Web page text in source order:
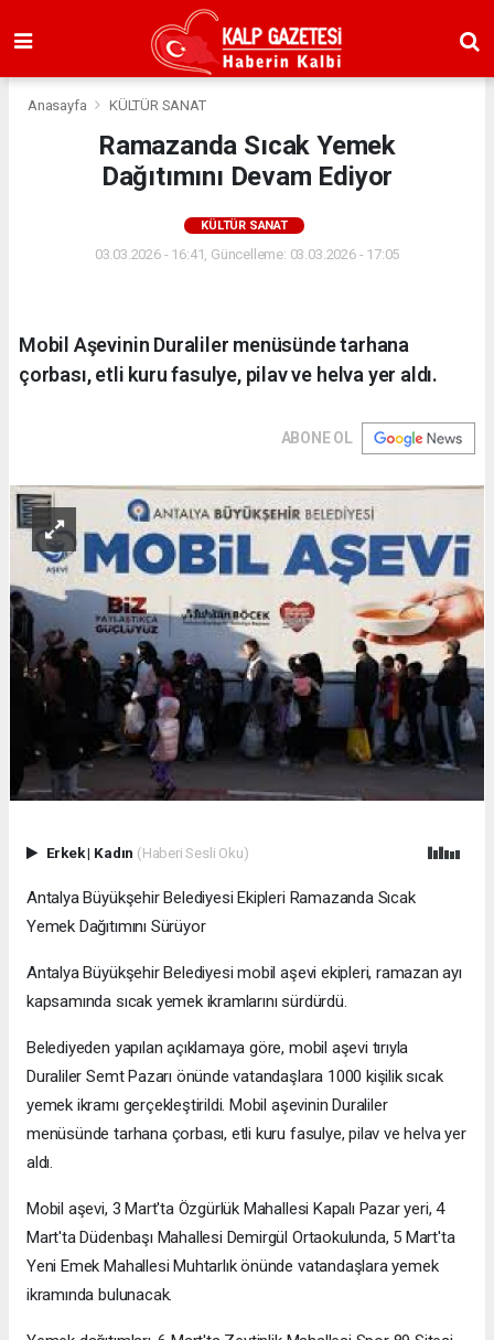
Anasayfa KÜLTÜR SANAT
Ramazanda Sıcak Yemek
Dağıtımını Devam Ediyor
KÜLTÜR SANAT
03.03.2026 - 16:41, Güncelleme: 03.03.2026 - 17:05
Mobil Aşevinin Duraliler menüsünde tarhana
çorbası, etli kuru fasulye, pilav ve helva yer aldı.
ABONE OL
Erkek| Kadın (Haberi Sesli Oku)
Antalya Büyükşehir Belediyesi Ekipleri Ramazanda Sıcak
Yemek Dağıtımını Sürüyor
Antalya Büyükşehir Belediyesi mobil aşevi ekipleri, ramazan ayı
kapsamında sıcak yemek ikramlarını sürdürdü.
Belediyeden yapılan açıklamaya göre, mobil aşevi tırıyla
Duraliler Semt Pazarı önünde vatandaşlara 1000 kişilik sıcak
yemek ikramı gerçekleştirildi. Mobil aşevinin Duraliler
menüsünde tarhana çorbası, etli kuru fasulye, pilav ve helva yer
aldı.
Mobil aşevi, 3 Mart'ta Özgürlük Mahallesi Kapalı Pazar yeri, 4
Mart'ta Düdenbaşı Mahallesi Demirgül Ortaokulunda, 5 Mart'ta
Yeni Emek Mahallesi Muhtarlık önünde vatandaşlara yemek
ikramında bulunacak.